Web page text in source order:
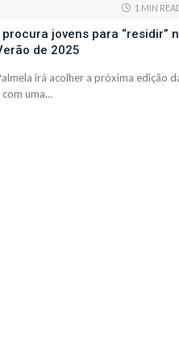
1 MIN
jovens para “residir”
de 2025
irá acolher a próxima edição
com uma…